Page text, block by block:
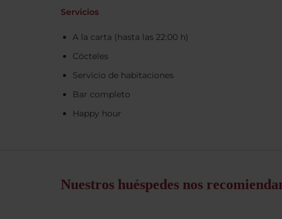
Servicios
A la carta (hasta las 22:00 h)
Cócteles
Servicio de habitaciones
Bar completo
Happy hour
Nuestros huéspedes nos